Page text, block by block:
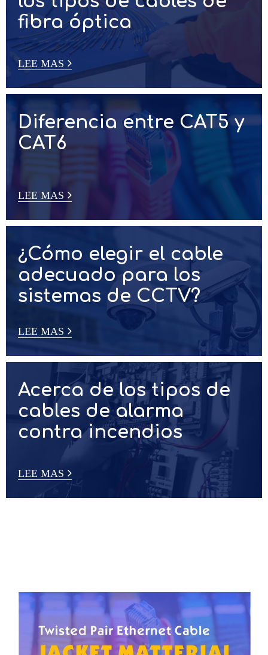
APRENDE MÁS
5 minutos para conocer
los tipos de cables de
fibra óptica
LEE MAS
Diferencia entre CAT5 y
CAT6
LEE MAS
¿Cómo elegir el cable
adecuado para los
sistemas de CCTV?
LEE MAS
Acerca de los tipos de
cables de alarma